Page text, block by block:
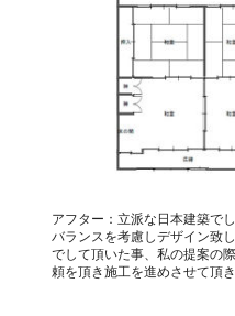
アフター：立派な日本建築で
バランスを考慮しデザイン致
でして頂いた事、私の提案の
頼を頂き施工を進めさせて頂